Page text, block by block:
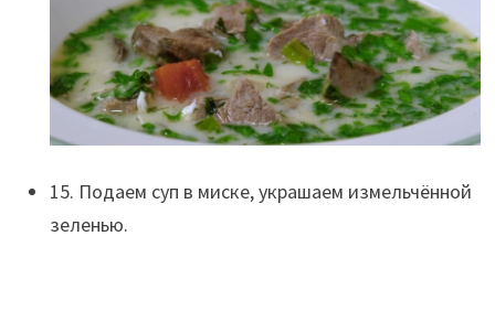
15. Подаем суп в миске, украшаем измельчённой
зеленью.